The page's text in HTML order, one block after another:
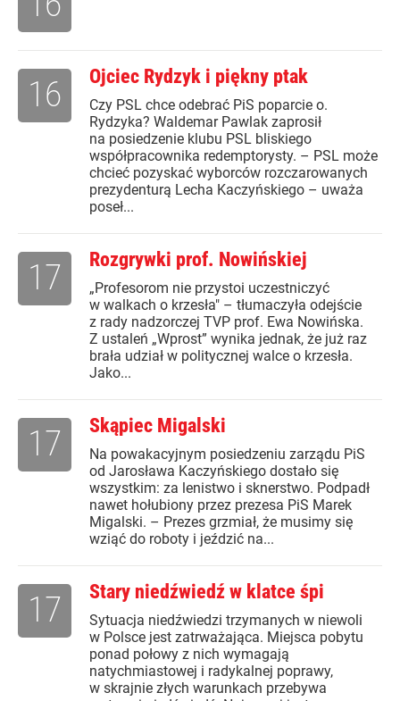
Ojciec Rydzyk i piękny ptak
Czy PSL chce odebrać PiS poparcie o.
Rydzyka? Waldemar Pawlak zaprosił
na posiedzenie klubu PSL bliskiego
współpracownika redemptorysty. – PSL może
chcieć pozyskać wyborców rozczarowanych
prezydenturą Lecha Kaczyńskiego – uważa
poseł...
16
Rozgrywki prof. Nowińskiej
„Profesorom nie przystoi uczestniczyć
w walkach o krzesła" – tłumaczyła odejście
z rady nadzorczej TVP prof. Ewa Nowińska.
Z ustaleń „Wprost” wynika jednak, że już raz
brała udział w politycznej walce o krzesła.
Jako...
17
Skąpiec Migalski
Na powakacyjnym posiedzeniu zarządu PiS
od Jarosława Kaczyńskiego dostało się
wszystkim: za lenistwo i sknerstwo. Podpadł
nawet hołubiony przez prezesa PiS Marek
Migalski. – Prezes grzmiał, że musimy się
wziąć do roboty i jeździć na...
17
Stary niedźwiedź w klatce śpi
Sytuacja niedźwiedzi trzymanych w niewoli
w Polsce jest zatrważająca. Miejsca pobytu
ponad połowy z nich wymagają
natychmiastowej i radykalnej poprawy,
w skrajnie złych warunkach przebywa
17